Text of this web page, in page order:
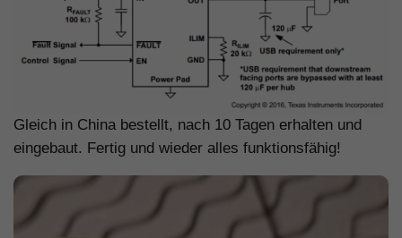
Gleich in China bestellt, nach 10 Tagen erhalten und
eingebaut. Fertig und wieder alles funktionsfähig!